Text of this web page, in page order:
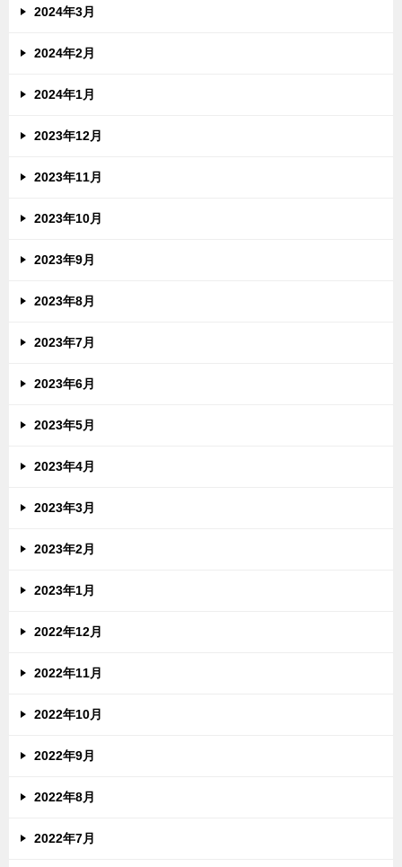
2024年3月
2024年2月
2024年1月
2023年12月
2023年11月
2023年10月
2023年9月
2023年8月
2023年7月
2023年6月
2023年5月
2023年4月
2023年3月
2023年2月
2023年1月
2022年12月
2022年11月
2022年10月
2022年9月
2022年8月
2022年7月